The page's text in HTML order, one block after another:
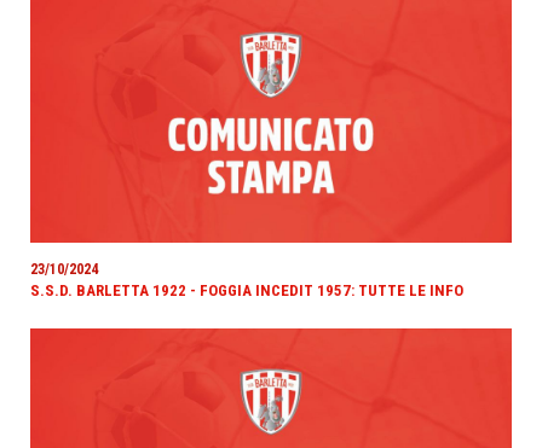
23/10/2024
S.S.D. BARLETTA 1922 - FOGGIA INCEDIT 1957: TUTTE LE INFO